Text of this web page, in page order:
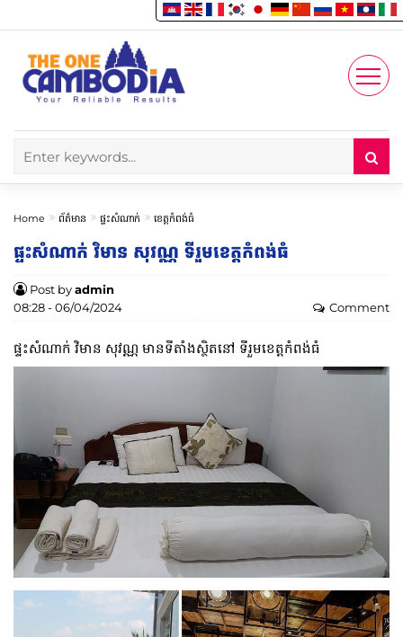
Account
Enjoy
Home ព័ត៌មាន ផ្ទះសំណាក់ ខេត្តកំពង់ធំ
ផ្ទះសំណាក់ វិមាន សុវណ្ណ ទីរួមខេត្តកំពង់ធំ
Post byadmin
08:28 - 06/04/2024
Comment
ផ្ទះសំណាក់ វិមាន សុវណ្ណ មានទីតាំងស្ថិតនៅ ទីរួមខេត្តកំពង់ធំ